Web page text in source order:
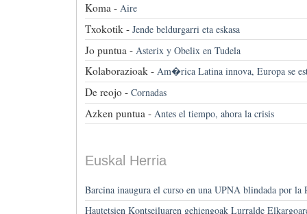
Koma - Aire
Txokotik - Jende beldurgarri eta eskasa
Jo puntua - Asterix y Obelix en Tudela
Kolaborazioak - Am�rica Latina innova, Europa se
De reojo - Cornadas
Azken puntua - Antes el tiempo, ahora la crisis
Euskal Herria
Barcina inaugura el curso en una UPNA blindada por
Hautetsien Kontseiluaren gehiengoak Lurralde